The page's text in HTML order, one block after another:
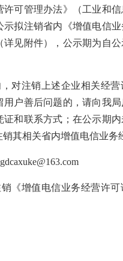
许可管理办法》（工业和
示拟注销省内《增值电信
详见附件），公示期为自
对注销上述企业相关经营
用户善后问题的，请向我
证和联系方式；在公示期
其相关省内增值电信业务
gdcaxuke@163.com
《增值电信业务经营许可